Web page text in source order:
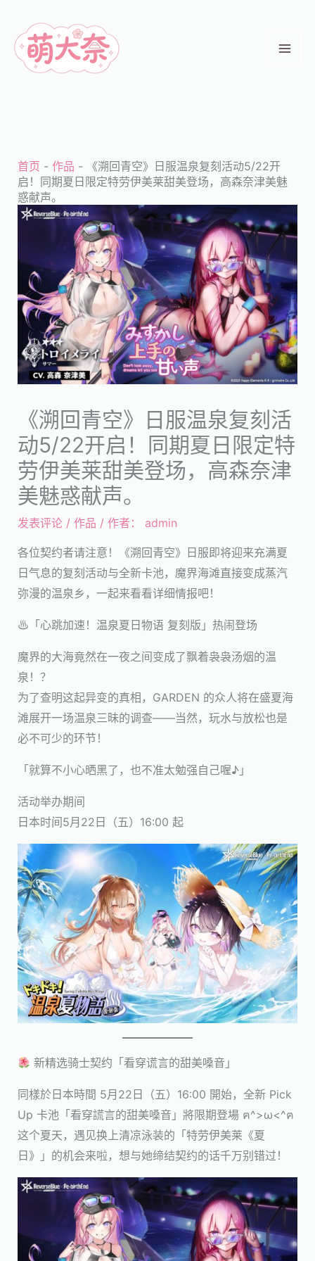
首页 - 作品 -
《溯回青空》日服温泉复刻活动5/22开
启！同期夏日限定特劳伊美莱甜美登场，高森奈津美魅
惑献声。
《溯回青空》日服温泉复刻活
动5/22开启！同期夏日限定特
劳伊美莱甜美登场，高森奈津
美魅惑献声。
发表评论 / 作品 / 作者： admin
各位契约者请注意！《溯回青空》日服即将迎来充满夏
日气息的复刻活动与全新卡池，魔界海滩直接变成蒸汽
弥漫的温泉乡，一起来看看详细情报吧！
♨「心跳加速！温泉夏日物语 复刻版」热闹登场
魔界的大海竟然在一夜之间变成了飘着袅袅汤烟的温
泉！？
为了查明这起异变的真相，GARDEN 的众人将在盛夏海
滩展开一场温泉三昧的调查——当然，玩水与放松也是
必不可少的环节！
「就算不小心晒黑了，也不准太勉强自己喔♪」
活动举办期间
日本时间5月22日（五）16:00 起
新精选骑士契约「看穿谎言的甜美嗓音」
同樣於日本時間 5月22日（五）16:00 開始，全新 Pick
Up 卡池「看穿謊言的甜美嗓音」將限期登場 ฅ^>ω<^ฅ
这个夏天，遇见换上清凉泳装的「特劳伊美莱《夏
日》」的机会来啦，想与她缔结契约的话千万别错过！